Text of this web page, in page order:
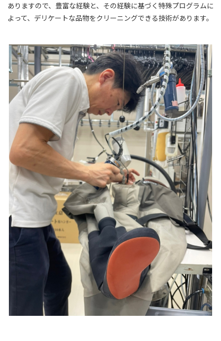
ありますので、豊富な経験と、その経験に基づく特殊プログラムに
よって、デリケートな品物をクリーニングできる技術があります。